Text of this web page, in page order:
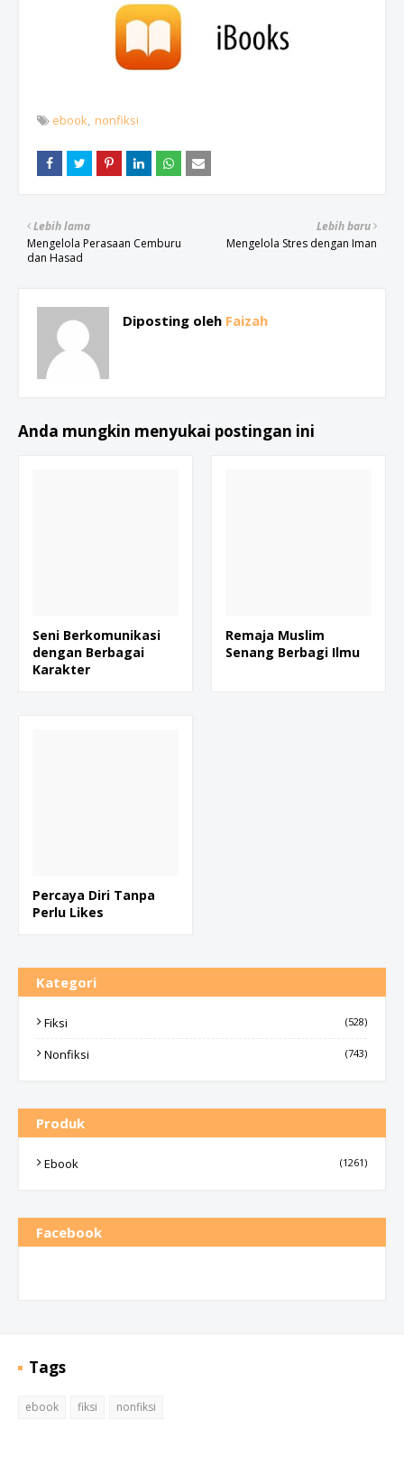
ebook nonfiksi
Lebih baru
Mengelola Stres dengan Iman
Lebih lama
Mengelola Perasaan Cemburu
dan Hasad
Diposting oleh Faizah
Anda mungkin menyukai postingan ini
Seni Berkomunikasi
dengan Berbagai
Karakter
Remaja Muslim
Senang Berbagi Ilmu
Percaya Diri Tanpa
Perlu Likes
Kategori
Fiksi (528)
Nonfiksi (743)
Produk
Ebook (1261)
Facebook
Tags
ebook fiksi nonfiksi